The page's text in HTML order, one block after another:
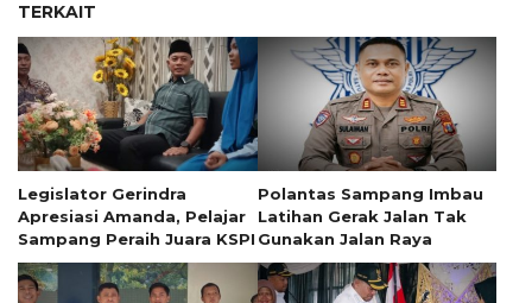
TERKAIT
Legislator Gerindra
Apresiasi Amanda, Pelajar
Sampang Peraih Juara KSPI
Polantas Sampang Imbau
Latihan Gerak Jalan Tak
Gunakan Jalan Raya